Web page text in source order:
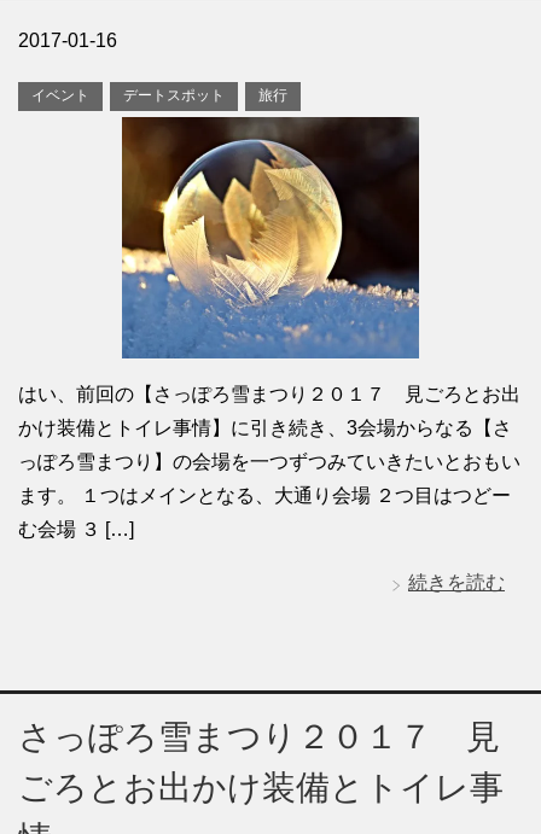
2017-01-16
イベント デートスポット 旅行
はい、前回の【さっぽろ雪まつり２０１７ 見ごろとお出
かけ装備とトイレ事情】に引き続き、3会場からなる【さ
っぽろ雪まつり】の会場を一つずつみていきたいとおもい
ます。 １つはメインとなる、大通り会場 ２つ目はつどー
む会場 ３ […]
続きを読む
さっぽろ雪まつり２０１７ 見
ごろとお出かけ装備とトイレ事